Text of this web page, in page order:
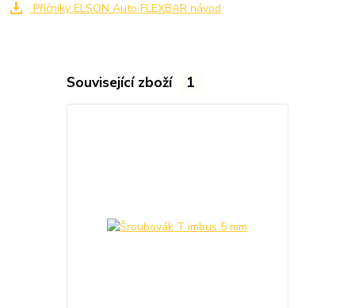
Příčníky ELSON Auto FLEXBAR návod
Související zboží 1